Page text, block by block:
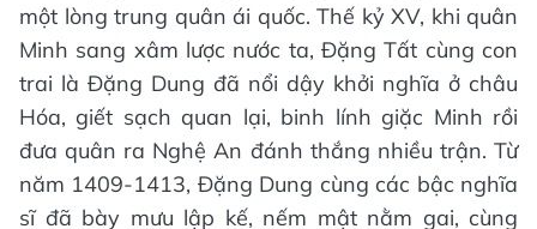
một lòng trung quân ái quốc. Thế kỷ XV, khi quân
Minh sang xâm lược nước ta, Đặng Tất cùng con
trai là Đặng Dung đã nổi dậy khởi nghĩa ở châu
Hóa, giết sạch quan lại, binh lính giặc Minh rồi
đưa quân ra Nghệ An đánh thắng nhiều trận. Từ
năm 1409-1413, Đặng Dung cùng các bậc nghĩa
sĩ đã bày mưu lập kế, nếm mật nằm gai, cùng